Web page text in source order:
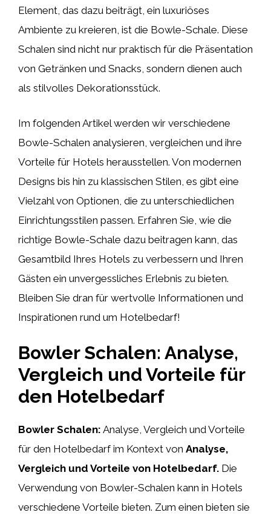
Element, das dazu beiträgt, ein luxuriöses
Ambiente zu kreieren, ist die Bowle-Schale. Diese
Schalen sind nicht nur praktisch für die Präsentation
von Getränken und Snacks, sondern dienen auch
als stilvolles Dekorationsstück.
Im folgenden Artikel werden wir verschiedene
Bowle-Schalen analysieren, vergleichen und ihre
Vorteile für Hotels herausstellen. Von modernen
Designs bis hin zu klassischen Stilen, es gibt eine
Vielzahl von Optionen, die zu unterschiedlichen
Einrichtungsstilen passen. Erfahren Sie, wie die
richtige Bowle-Schale dazu beitragen kann, das
Gesamtbild Ihres Hotels zu verbessern und Ihren
Gästen ein unvergessliches Erlebnis zu bieten.
Bleiben Sie dran für wertvolle Informationen und
Inspirationen rund um Hotelbedarf!
Bowler Schalen: Analyse,
Vergleich und Vorteile für
den Hotelbedarf
Bowler Schalen: Analyse, Vergleich und Vorteile
für den Hotelbedarf im Kontext von Analyse,
Vergleich und Vorteile von Hotelbedarf. Die
Verwendung von Bowler-Schalen kann in Hotels
verschiedene Vorteile bieten. Zum einen bieten sie